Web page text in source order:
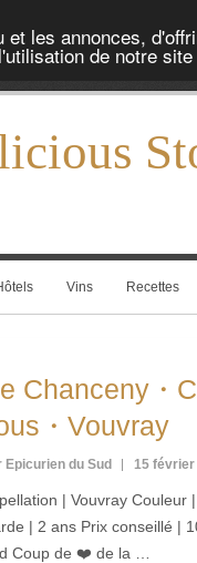
les annonces,
de notre
Vins Recettes
Chanceny・
・Vouvray
Epicurien du Sud 15 février
| Vouvray Couleur
| 2 ans Prix conseillé |
Coup de ❤️ de la …